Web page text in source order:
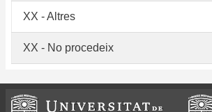
XX - Altres
XX - No procedeix